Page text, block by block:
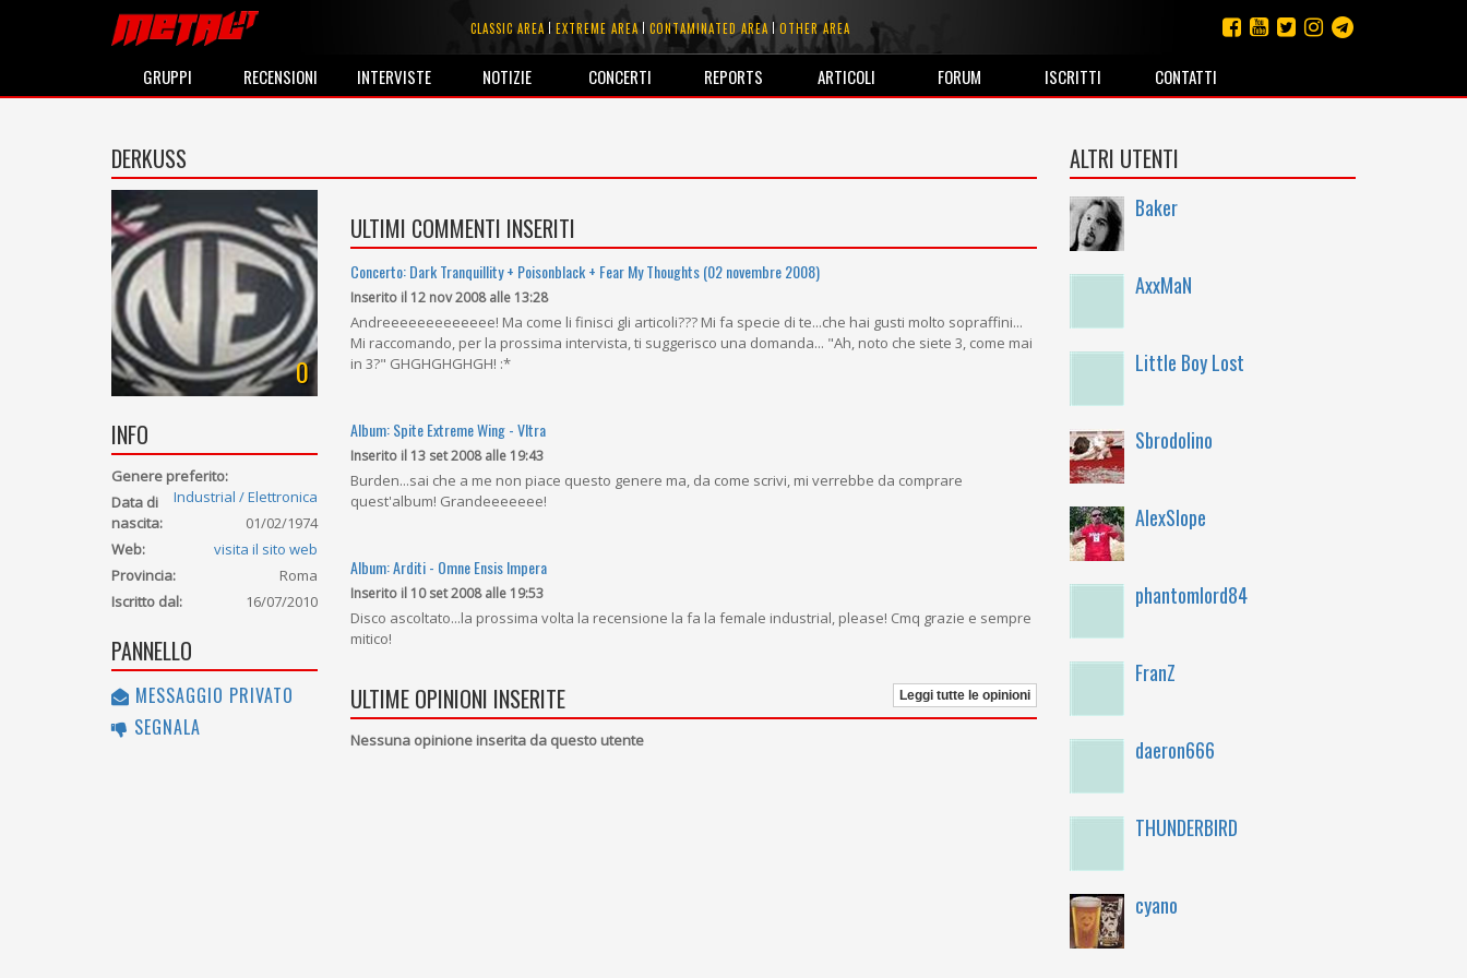
CLASSIC AREA EXTREME AREA CONTAMINATED AREA OTHER AREA
GRUPPI RECENSIONI INTERVISTE NOTIZIE CONCERTI REPORTS ARTICOLI FORUM ISCRITTI CONTATTI
DERKUSS
0
INFO
Genere preferito:
Industrial / Elettronica
Data di
nascita:
01/02/1974
Web:
visita il sito web
Provincia:
Roma
Iscritto dal:
16/07/2010
PANNELLO
MESSAGGIO PRIVATO
SEGNALA
ULTIMI COMMENTI INSERITI
Concerto: Dark Tranquillity + Poisonblack + Fear My Thoughts (02 novembre 2008)
Inserito il 12 nov 2008 alle 13:28
Andreeeeeeeeeeeee! Ma come li finisci gli articoli??? Mi fa specie di te...che hai gusti molto sopraffini...
Mi raccomando, per la prossima intervista, ti suggerisco una domanda... "Ah, noto che siete 3, come mai
in 3?" GHGHGHGHGH! :*
Album: Spite Extreme Wing - Vltra
Inserito il 13 set 2008 alle 19:43
Burden...sai che a me non piace questo genere ma, da come scrivi, mi verrebbe da comprare
quest'album! Grandeeeeeee!
Album: Arditi - Omne Ensis Impera
Inserito il 10 set 2008 alle 19:53
Disco ascoltato...la prossima volta la recensione la fa la female industrial, please! Cmq grazie e sempre
mitico!
ULTIME OPINIONI INSERITE Leggi tutte le opinioni
Nessuna opinione inserita da questo utente
ALTRI UTENTI
Baker
AxxMaN
Little Boy Lost
Sbrodolino
AlexSlope
phantomlord84
FranZ
daeron666
THUNDERBIRD
cyano